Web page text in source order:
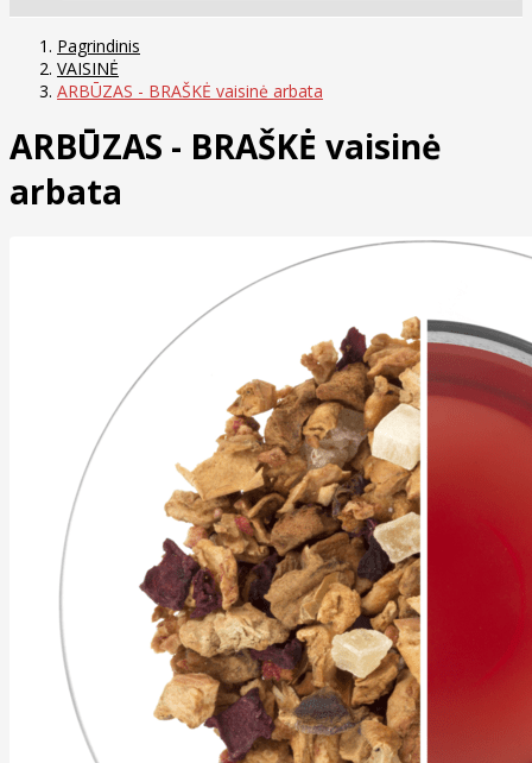
Pagrindinis
VAISINĖ
ARBŪZAS - BRAŠKĖ vaisinė arbata
ARBŪZAS - BRAŠKĖ vaisinė
arbata